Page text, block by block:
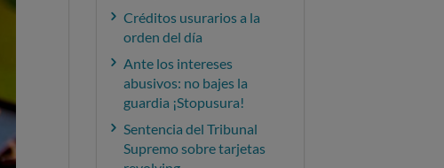
Créditos usurarios a la
orden del día
Ante los intereses
abusivos: no bajes la
guardia ¡Stopusura!
Sentencia del Tribunal
Supremo sobre tarjetas